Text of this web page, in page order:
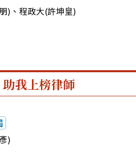
) 、 程政大(許坤皇)
我上榜律師
)